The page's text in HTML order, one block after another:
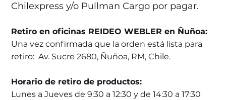
Chilexpress y/o Pullman Cargo por pagar.
Retiro en oficinas REIDEO WEBLER en Ñuñoa:
Una vez confirmada que la orden está lista para
retiro: Av. Sucre 2680, Ñuñoa, RM, Chile.
Horario de retiro de productos:
Lunes a Jueves de 9:30 a 12:30 y de 14:30 a 17:30